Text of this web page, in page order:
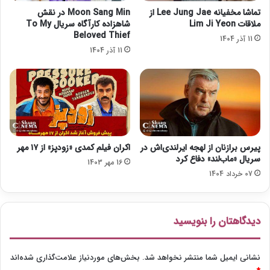
گ
د
و
ن
ه
م
«
ه
و
ل
»
تماشا مخفیانه Lee Jung Jae از
ملاقات Lim Ji Yeon
11 آذر 1404
Moon Sang Min در نقش
شاهزاده کارآگاه سریال To My
Beloved Thief
11 آذر 1404
پیرس برازنان از لهجه ایرلندی‌اش در
سریال «ماب‌لند» دفاع کرد
07 خرداد 1404
اکران فیلم کمدی «زودپز» از ۱۷ مهر
16 مهر 1403
دیدگاهتان را بنویسید
نشانی ایمیل شما منتشر نخواهد شد. بخش‌های موردنیاز علامت‌گذاری شده‌اند